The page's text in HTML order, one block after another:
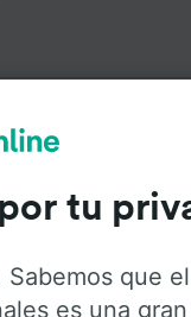
tren directo
distancia hay
tu
que el
es una gran